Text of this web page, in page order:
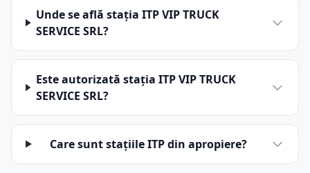
Unde se află stația ITP VIP TRUCK
SERVICE SRL?
Este autorizată stația ITP VIP TRUCK
SERVICE SRL?
Care sunt stațiile ITP din apropiere?